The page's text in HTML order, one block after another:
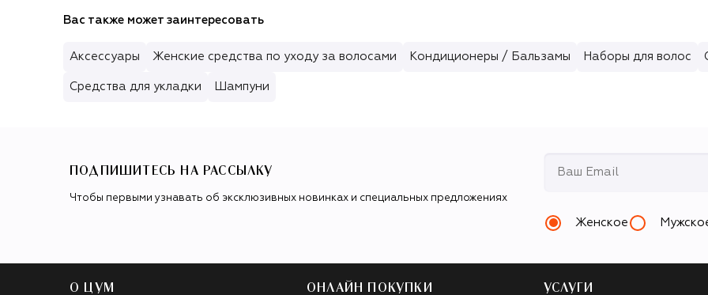
Вас также может заинтересовать
Аксессуары Женские средства по уходу за волосами Кондиционеры / Бальзамы Наборы для волос
Средства для укладки Шампуни
ПОДПИШИТЕСЬ НА РАССЫЛКУ
Чтобы первыми узнавать об эксклюзивных новинках и специальных предложениях
Женское
О ЦУМ ОНЛАЙН ПОКУПКИ УСЛУГИ